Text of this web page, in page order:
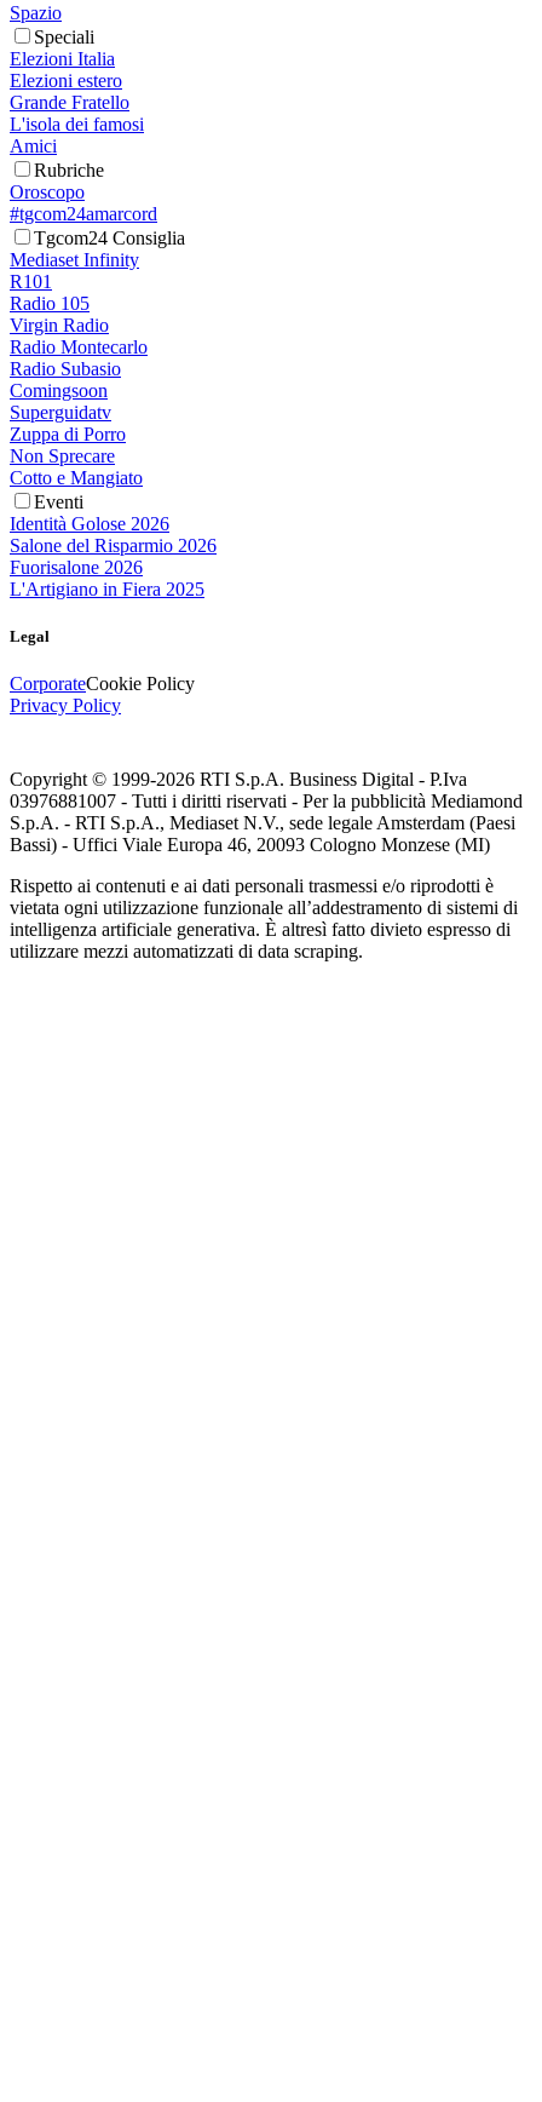
Spazio
Speciali
Elezioni Italia
Elezioni estero
Grande Fratello
L'isola dei famosi
Amici
Rubriche
Oroscopo
#tgcom24amarcord
Tgcom24 Consiglia
Mediaset Infinity
R101
Radio 105
Virgin Radio
Radio Montecarlo
Radio Subasio
Comingsoon
Superguidatv
Zuppa di Porro
Non Sprecare
Cotto e Mangiato
Eventi
Identità Golose 2026
Salone del Risparmio 2026
Fuorisalone 2026
L'Artigiano in Fiera 2025
Legal
CorporateCookie Policy
Privacy Policy
Copyright © 1999-2026 RTI S.p.A. Business Digital - P.Iva
03976881007 - Tutti i diritti riservati - Per la pubblicità Mediamond
S.p.A. - RTI S.p.A., Mediaset N.V., sede legale Amsterdam (Paesi
Bassi) - Uffici Viale Europa 46, 20093 Cologno Monzese (MI)
Rispetto ai contenuti e ai dati personali trasmessi e/o riprodotti è
vietata ogni utilizzazione funzionale all’addestramento di sistemi di
intelligenza artificiale generativa. È altresì fatto divieto espresso di
utilizzare mezzi automatizzati di data scraping.